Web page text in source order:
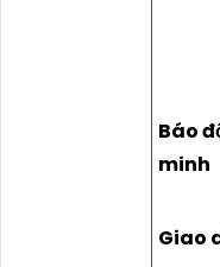
Báo
minh
Giao